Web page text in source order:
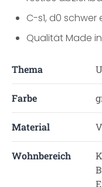
C-s1, d0
Qualität Made
Thema
Farbe
Material
Wohnbereich